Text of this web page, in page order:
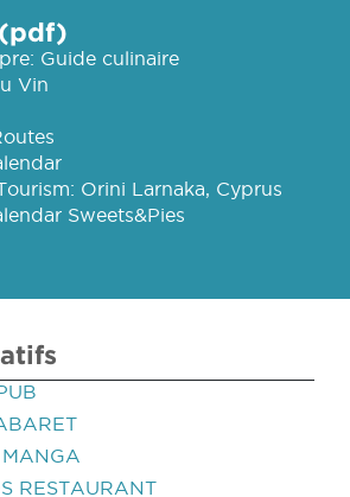
Guide culinaire
Vin
Orini Larnaka, Cyprus
Sweets&Pies
RESTAURANT